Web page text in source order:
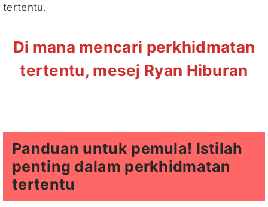
tertentu.
Di mana mencari perkhidmatan
tertentu, mesej Ryan Hiburan
Panduan untuk pemula! Istilah
penting dalam perkhidmatan
tertentu